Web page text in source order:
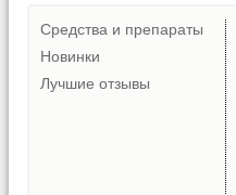
Средства и препараты
Новинки
Лучшие отзывы